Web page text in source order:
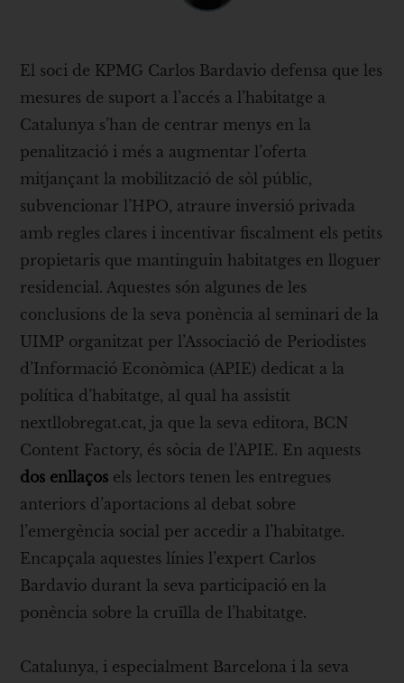
El soci de KPMG Carlos Bardavio defensa que les
mesures de suport a l’accés a l’habitatge a
Catalunya s’han de centrar menys en la
penalització i més a augmentar l’oferta
mitjançant la mobilització de sòl públic,
subvencionar l’HPO, atraure inversió privada
amb regles clares i incentivar fiscalment els petits
propietaris que mantinguin habitatges en lloguer
residencial. Aquestes són algunes de les
conclusions de la seva ponència al seminari de la
UIMP organitzat per l’Associació de Periodistes
d’Informació Econòmica (APIE) dedicat a la
política d’habitatge, al qual ha assistit
nextllobregat.cat, ja que la seva editora, BCN
Content Factory, és sòcia de l’APIE. En aquests
dos enllaços els lectors tenen les entregues
anteriors d’aportacions al debat sobre
l’emergència social per accedir a l’habitatge.
Encapçala aquestes línies l’expert Carlos
Bardavio durant la seva participació en la
ponència sobre la cruïlla de l’habitatge.
Catalunya, i especialment Barcelona i la seva